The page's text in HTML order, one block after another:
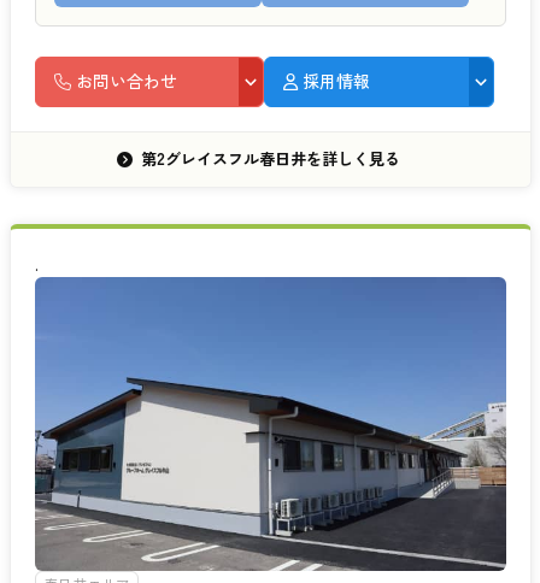
お問い合わせ 採用情報
第2グレイスフル春日井を詳しく見る
.